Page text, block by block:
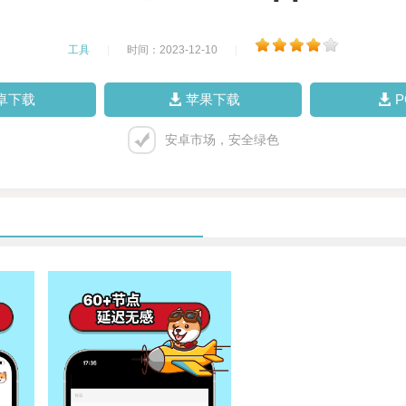
工具 时间：2023-12-10
下载 苹果下载
安卓市场，安全绿色